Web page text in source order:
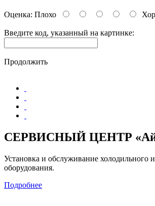
Оценка: Плохо
Введите код, указанный на картинке:
Продолжить
СЕРВИСНЫЙ ЦЕНТР
Установка и обслуживание холодильного
оборудования.
Подробнее